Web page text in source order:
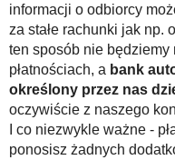
informacji o odbiorcy
za stałe rachunki jak np.
ten sposób nie
płatnościach, a bank
określony przez nas
oczywiście z naszego
I co niezwykle ważne -
ponosisz żadnych